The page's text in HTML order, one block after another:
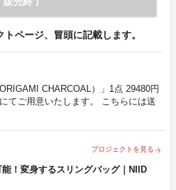
ページ、冒頭に記載します。
CHARCOAL）」1点 29480円
てご用意いたします。 こちらには送
プロジェクトを見る arrow_forward
！変身するスリングバッグ｜NIID